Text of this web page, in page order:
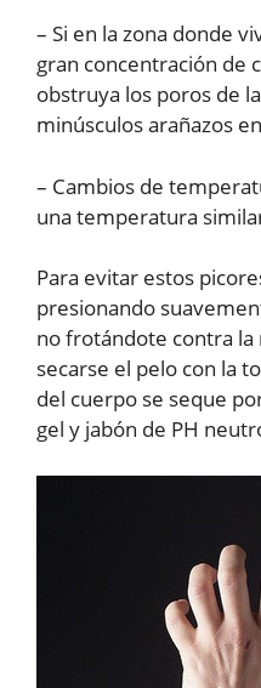
– Si en la zona donde
gran concentración de
obstruya los poros de
minúsculos arañazos
– Cambios de
una temperatura
Para evitar estos
presionando
no frotándote contra la
secarse el pelo con la
del cuerpo se seque
gel y jabón de PH